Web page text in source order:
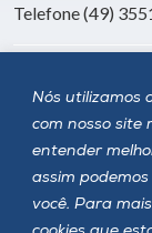
Nós utilizamos
com nosso site
entender
assim
você. Para
Telefone (49)
Siga a